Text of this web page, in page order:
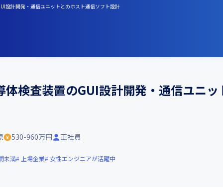
設計開発・通信ユニットとのホスト通信ソフト設計
検査装置のGUI設計開発・通信ユニ
530-960万円 正社員
未満 上場企業 女性エンジニアが活躍中